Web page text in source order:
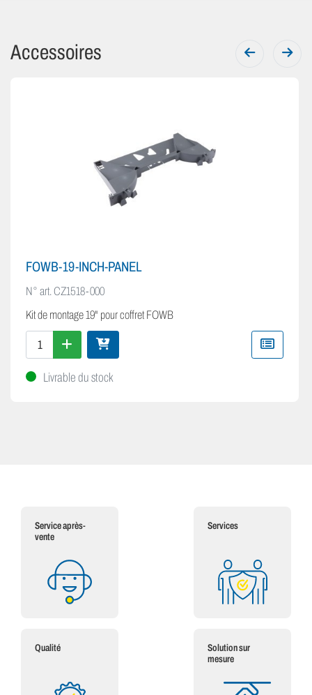
Accessoires
FOWB-19-INCH-PANEL
N° art.CZ1518-000
Kit de montage 19" pour coffret FOWB
Livrable du stock
Service après-
vente
Services
Qualité
Solution sur
mesure